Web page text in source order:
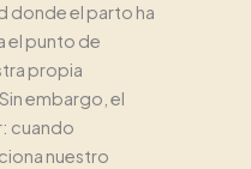
donde el parto ha
el punto de
propia
embargo, el
cuando
nuestro